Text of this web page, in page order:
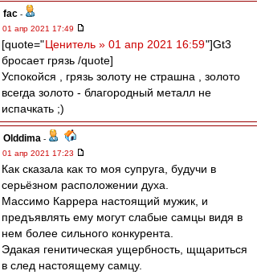
fac -
01 апр 2021 17:49
[quote="Ценитель » 01 апр 2021 16:59"]Gt3
бросает грязь /quote]
Успокойся , грязь золоту не страшна , золото
всегда золото - благородный металл не
испачкать ;)
Olddima -
01 апр 2021 17:23
Как сказала как то моя супруга, будучи в
серьёзном расположении духа.
Массимо Каррера настоящий мужик, и
предъявлять ему могут слабые самцы видя в
нем более сильного конкурента.
Эдакая генитическая ущербность, щщариться
в след настоящему самцу.